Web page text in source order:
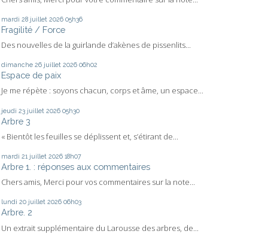
mardi 28 juillet 2026 05h36
Fragilité / Force
Des nouvelles de la guirlande d’akènes de pissenlits...
dimanche 26 juillet 2026 06h02
Espace de paix
Je me répète : soyons chacun, corps et âme, un espace...
jeudi 23 juillet 2026 05h30
Arbre 3
« Bientôt les feuilles se déplissent et, s’étirant de...
mardi 21 juillet 2026 18h07
Arbre 1. : réponses aux commentaires
Chers amis, Merci pour vos commentaires sur la note...
lundi 20 juillet 2026 06h03
Arbre. 2
Un extrait supplémentaire du Larousse des arbres, de...